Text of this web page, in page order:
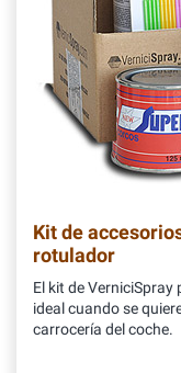
Kit de
rotulador
El kit de
ideal cuando se
carrocería del coche.